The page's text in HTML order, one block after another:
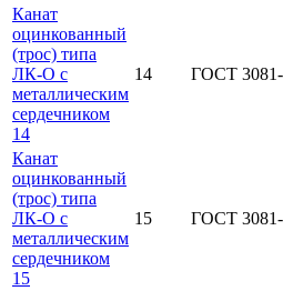
Канат
оцинкованный
(трос) типа
ЛК-О с
металлическим
сердечником
14
14 ГОСТ
Канат
оцинкованный
(трос) типа
ЛК-О с
металлическим
сердечником
15
15 ГОСТ